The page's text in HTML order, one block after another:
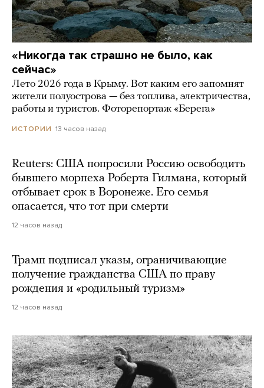
«Никогда так страшно не было, как
сейчас»
Лето 2026 года в Крыму. Вот каким его запомнят
жители полуострова — без топлива, электричества,
работы и туристов. Фоторепортаж «Берега»
ИСТОРИИ 13 часов назад
Reuters: США попросили Россию освободить
бывшего морпеха Роберта Гилмана, который
отбывает срок в Воронеже. Его семья
опасается, что тот при смерти
12 часов назад
Трамп подписал указы, ограничивающие
получение гражданства США по праву
рождения и «родильный туризм»
12 часов назад